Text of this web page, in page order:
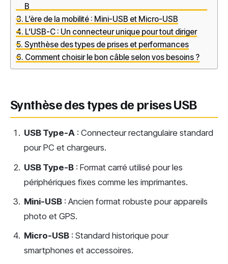
B
L’ère de la mobilité : Mini-USB et Micro-USB
L’USB-C : Un connecteur unique pour tout diriger
Synthèse des types de prises et performances
Comment choisir le bon câble selon vos besoins ?
Synthèse des types de prises USB
USB Type-A : Connecteur rectangulaire standard
pour PC et chargeurs.
USB Type-B : Format carré utilisé pour les
périphériques fixes comme les imprimantes.
Mini-USB : Ancien format robuste pour appareils
photo et GPS.
Micro-USB : Standard historique pour
smartphones et accessoires.